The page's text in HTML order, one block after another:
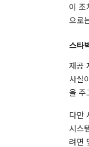
이 조
으로
스타
제공
사실
을 주
다만
시스
려면